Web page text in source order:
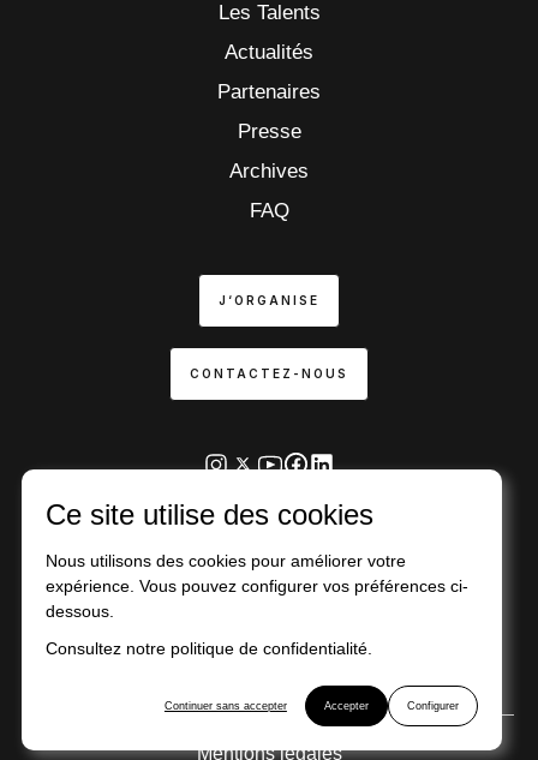
Ce site utilise des cookies
Nous utilisons des cookies pour améliorer votre
expérience. Vous pouvez configurer vos préférences ci-
dessous.
Consultez notre politique de confidentialité.
Continuer sans accepter Accepter Configurer
Les Talents
Actualités
Partenaires
Presse
Archives
FAQ
CONTACTEZ-NOUS
J‘ORGANISE
Mentions légales